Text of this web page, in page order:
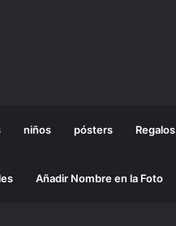
niños pósters Regalos
Añadir Nombre en la Foto